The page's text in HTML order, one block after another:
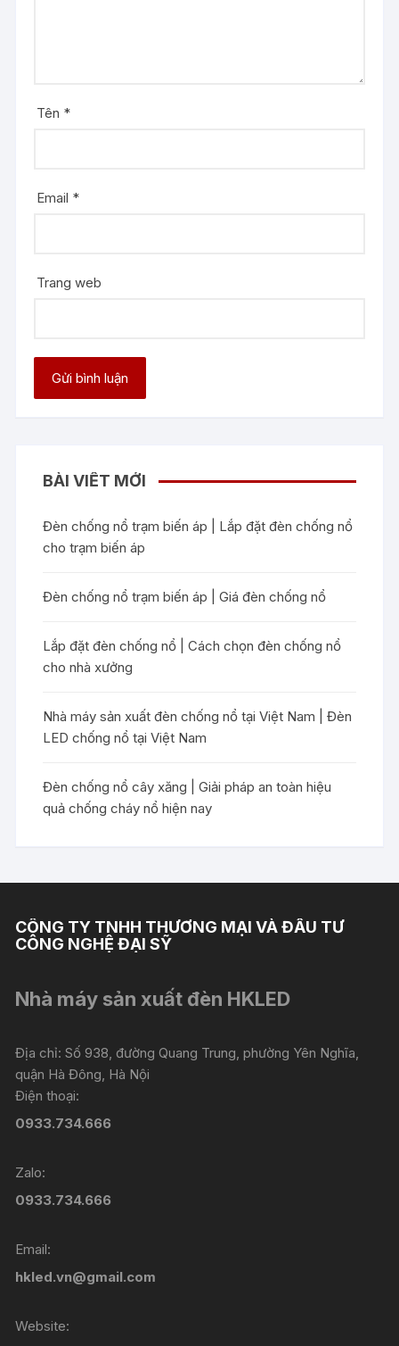
Tên *
Email *
Trang web
BÀI VIẾT MỚI
Đèn chống nổ trạm biến áp | Lắp đặt đèn chống nổ
cho trạm biến áp
Đèn chống nổ trạm biến áp | Giá đèn chống nổ
Lắp đặt đèn chống nổ | Cách chọn đèn chống nổ
cho nhà xưởng
Nhà máy sản xuất đèn chống nổ tại Việt Nam | Đèn
LED chống nổ tại Việt Nam
Đèn chống nổ cây xăng | Giải pháp an toàn hiệu
quả chống cháy nổ hiện nay
CÔNG TY TNHH THƯƠNG MẠI VÀ ĐẦU TƯ
CÔNG NGHỆ ĐẠI SỸ
Nhà máy sản xuất đèn HKLED
Địa chỉ: Số 938, đường Quang Trung, phường Yên Nghĩa,
quận Hà Đông, Hà Nội
Điện thoại:
0933.734.666
Zalo:
0933.734.666
Email:
hkled.vn@gmail.com
Website: